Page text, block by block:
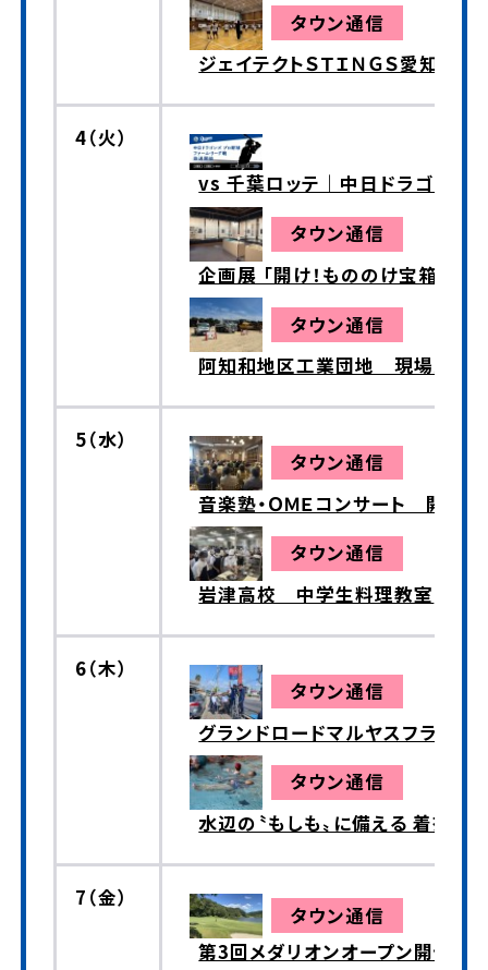
タウン通信
ジェイテクトＳＴＩＮＧＳ愛知
4（火）
vs 千葉ロッテ｜中日ドラゴンズ
タウン通信
企画展 「開け！もののけ宝箱～
タウン通信
阿知和地区工業団地 現場見学
5（水）
タウン通信
音楽塾・ＯＭＥコンサート 開催
タウン通信
岩津高校 中学生料理教室
6（木）
タウン通信
グランドロードマルヤスフラッグ
タウン通信
水辺の〝もしも〟に備える 着衣
7（金）
タウン通信
第3回メダリオンオープン開催